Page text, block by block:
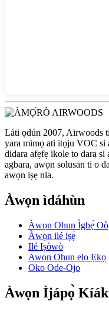
Láti ọdún 2007, Airwoods
yara mimọ ati itọju VOC si
didara afẹfẹ ikole to dara
agbara, awọn solusan ti o
awọn iṣẹ nla.
Àwọn ìdáhùn
Àwọn Ohun Ìgbẹ́
Àwọn ilé iṣẹ́
Ilé Iṣòwò
Awọn Ohun elo Ẹkọ
Oko Ode-Ojo
Àwọn Ìjápọ̀